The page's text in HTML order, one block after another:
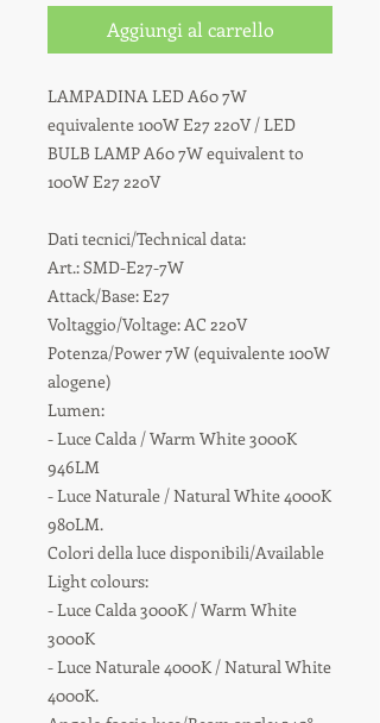
Aggiungi al carrello
LAMPADINA LED A60 7W
equivalente 100W E27 220V / LED
BULB LAMP A60 7W equivalent to
100W E27 220V
Dati tecnici/Technical data:
Art.: SMD-E27-7W
Attack/Base: E27
Voltaggio/Voltage: AC 220V
Potenza/Power 7W (equivalente 100W
alogene)
Lumen:
- Luce Calda / Warm White 3000K
946LM
- Luce Naturale / Natural White 4000K
980LM.
Colori della luce disponibili/Available
Light colours:
- Luce Calda 3000K / Warm White
3000K
- Luce Naturale 4000K / Natural White
4000K.